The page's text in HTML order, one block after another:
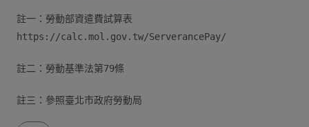
註一：勞動部資遣費試算表
https://calc.mol.gov.tw/ServerancePay/
註二：勞動基準法第79條
註三：參照臺北市政府勞動局